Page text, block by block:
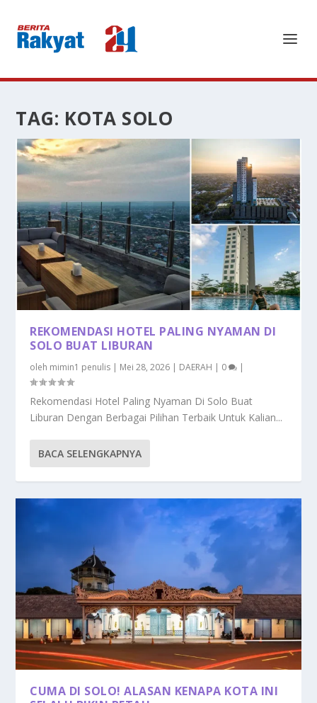
TAG: KOTA SOLO
REKOMENDASI HOTEL PALING NYAMAN DI
SOLO BUAT LIBURAN
oleh mimin1 penulis | Mei 28, 2026 | DAERAH | 0 |
Rekomendasi Hotel Paling Nyaman Di Solo Buat
Liburan Dengan Berbagai Pilihan Terbaik Untuk Kalian...
BACA SELENGKAPNYA
CUMA DI SOLO! ALASAN KENAPA KOTA INI